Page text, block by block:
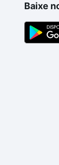
Baixe